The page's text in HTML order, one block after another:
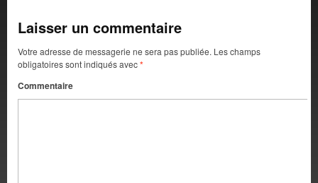
Laisser un commentaire
Votre adresse de messagerie ne sera pas publiée. Les champs
obligatoires sont indiqués avec*
Commentaire